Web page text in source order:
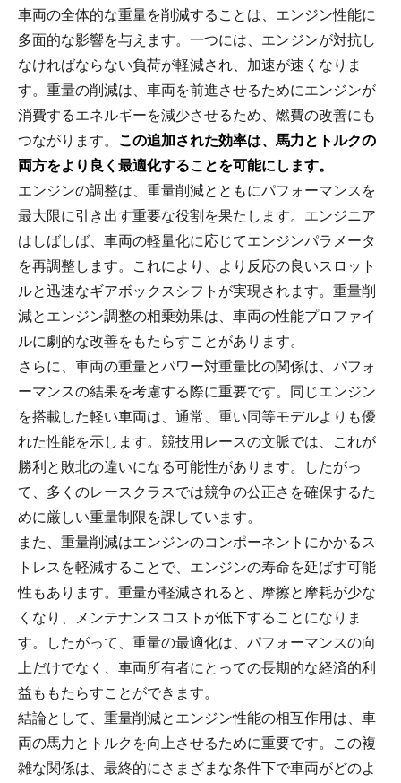
車両の全体的な重量を削減することは、エンジン性能に
多面的な影響を与えます。一つには、エンジンが対抗し
なければならない負荷が軽減され、加速が速くなりま
す。重量の削減は、車両を前進させるためにエンジンが
消費するエネルギーを減少させるため、燃費の改善にも
つながります。 この追加された効率は、馬力とトルクの
両方をより良く最適化することを可能にします。
エンジンの調整は、重量削減とともにパフォーマンスを
最大限に引き出す重要な役割を果たします。エンジニア
はしばしば、車両の軽量化に応じてエンジンパラメータ
を再調整します。これにより、より反応の良いスロット
ルと迅速なギアボックスシフトが実現されます。重量削
減とエンジン調整の相乗効果は、車両の性能プロファイ
ルに劇的な改善をもたらすことがあります。
さらに、車両の重量とパワー対重量比の関係は、パフォ
ーマンスの結果を考慮する際に重要です。同じエンジン
を搭載した軽い車両は、通常、重い同等モデルよりも優
れた性能を示します。競技用レースの文脈では、これが
勝利と敗北の違いになる可能性があります。したがっ
て、多くのレースクラスでは競争の公正さを確保するた
めに厳しい重量制限を課しています。
また、重量削減はエンジンのコンポーネントにかかるス
トレスを軽減することで、エンジンの寿命を延ばす可能
性もあります。重量が軽減されると、摩擦と摩耗が少な
くなり、メンテナンスコストが低下することになりま
す。したがって、重量の最適化は、パフォーマンスの向
上だけでなく、車両所有者にとっての長期的な経済的利
益ももたらすことができます。
結論として、重量削減とエンジン性能の相互作用は、車
両の馬力とトルクを向上させるために重要です。この複
雑な関係は、最終的にさまざまな条件下で車両がどのよ